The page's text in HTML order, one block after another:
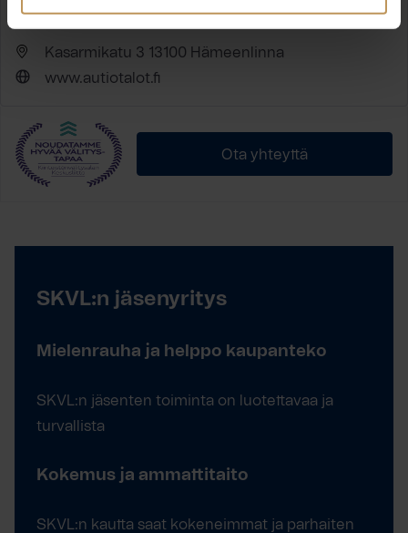
Autiotalot LKV Oy
Kasarmikatu 3 13100 Hämeenlinna
www.autiotalot.fi
Ota yhteyttä
SKVL:n jäsenyritys
Mielenrauha ja helppo kaupanteko
SKVL:n jäsenten toiminta on luotettavaa ja
turvallista
Kokemus ja ammattitaito
SKVL:n kautta saat kokeneimmat ja parhaiten